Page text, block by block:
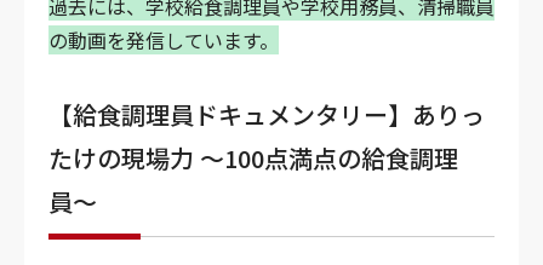
過去には、学校給食調理員や学校用務員、清掃職員
の動画を発信しています。
【給食調理員ドキュメンタリー】ありっ
たけの現場力 〜100点満点の給食調理
員〜